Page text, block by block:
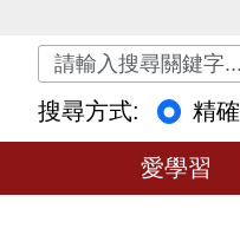
關鍵字搜尋
搜尋方式:
精確
愛學習